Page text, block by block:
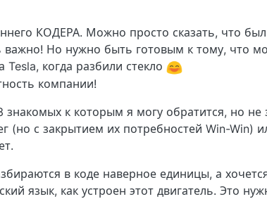
КОДЕРА. Можно просто сказать, что
важно! Но нужно быть готовым к тому, что
когда разбили стекло
компании!
к которым я могу обратится, но не
(но с закрытием их потребностей Win-Win)
в коде наверное единицы, а
язык, как устроен этот двигатель. Это